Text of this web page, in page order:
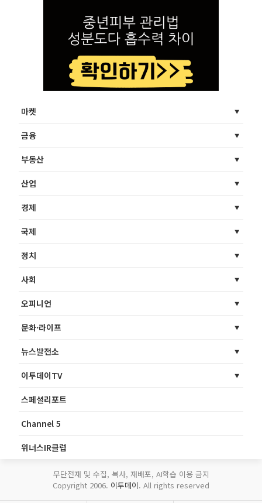
마켓
금융
부동산
산업
경제
국제
정치
사회
오피니언
문화·라이프
뉴스발전소
이투데이TV
스페셜리포트
Channel 5
위너스IR클럽
무단전재 및 수집, 복사, 재배포, AI학습 이용 금지
Copyright 2006. 이투데이. All rights reserved